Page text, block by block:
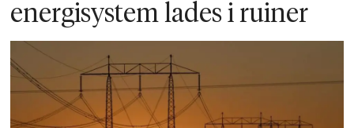
energisystem lades i ruiner